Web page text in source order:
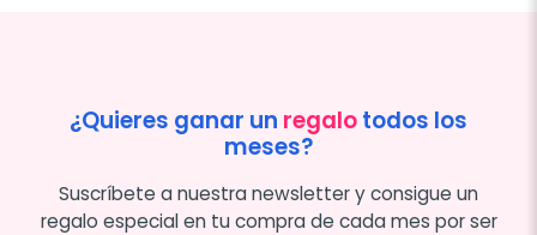
¿Quieres ganar un regalotodos los
meses?
Suscríbete a nuestra newsletter y consigue un
regalo especial en tu compra de cada mes por ser